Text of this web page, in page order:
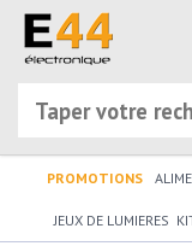
PROMOTIONS
JEUX DE LUMIERES